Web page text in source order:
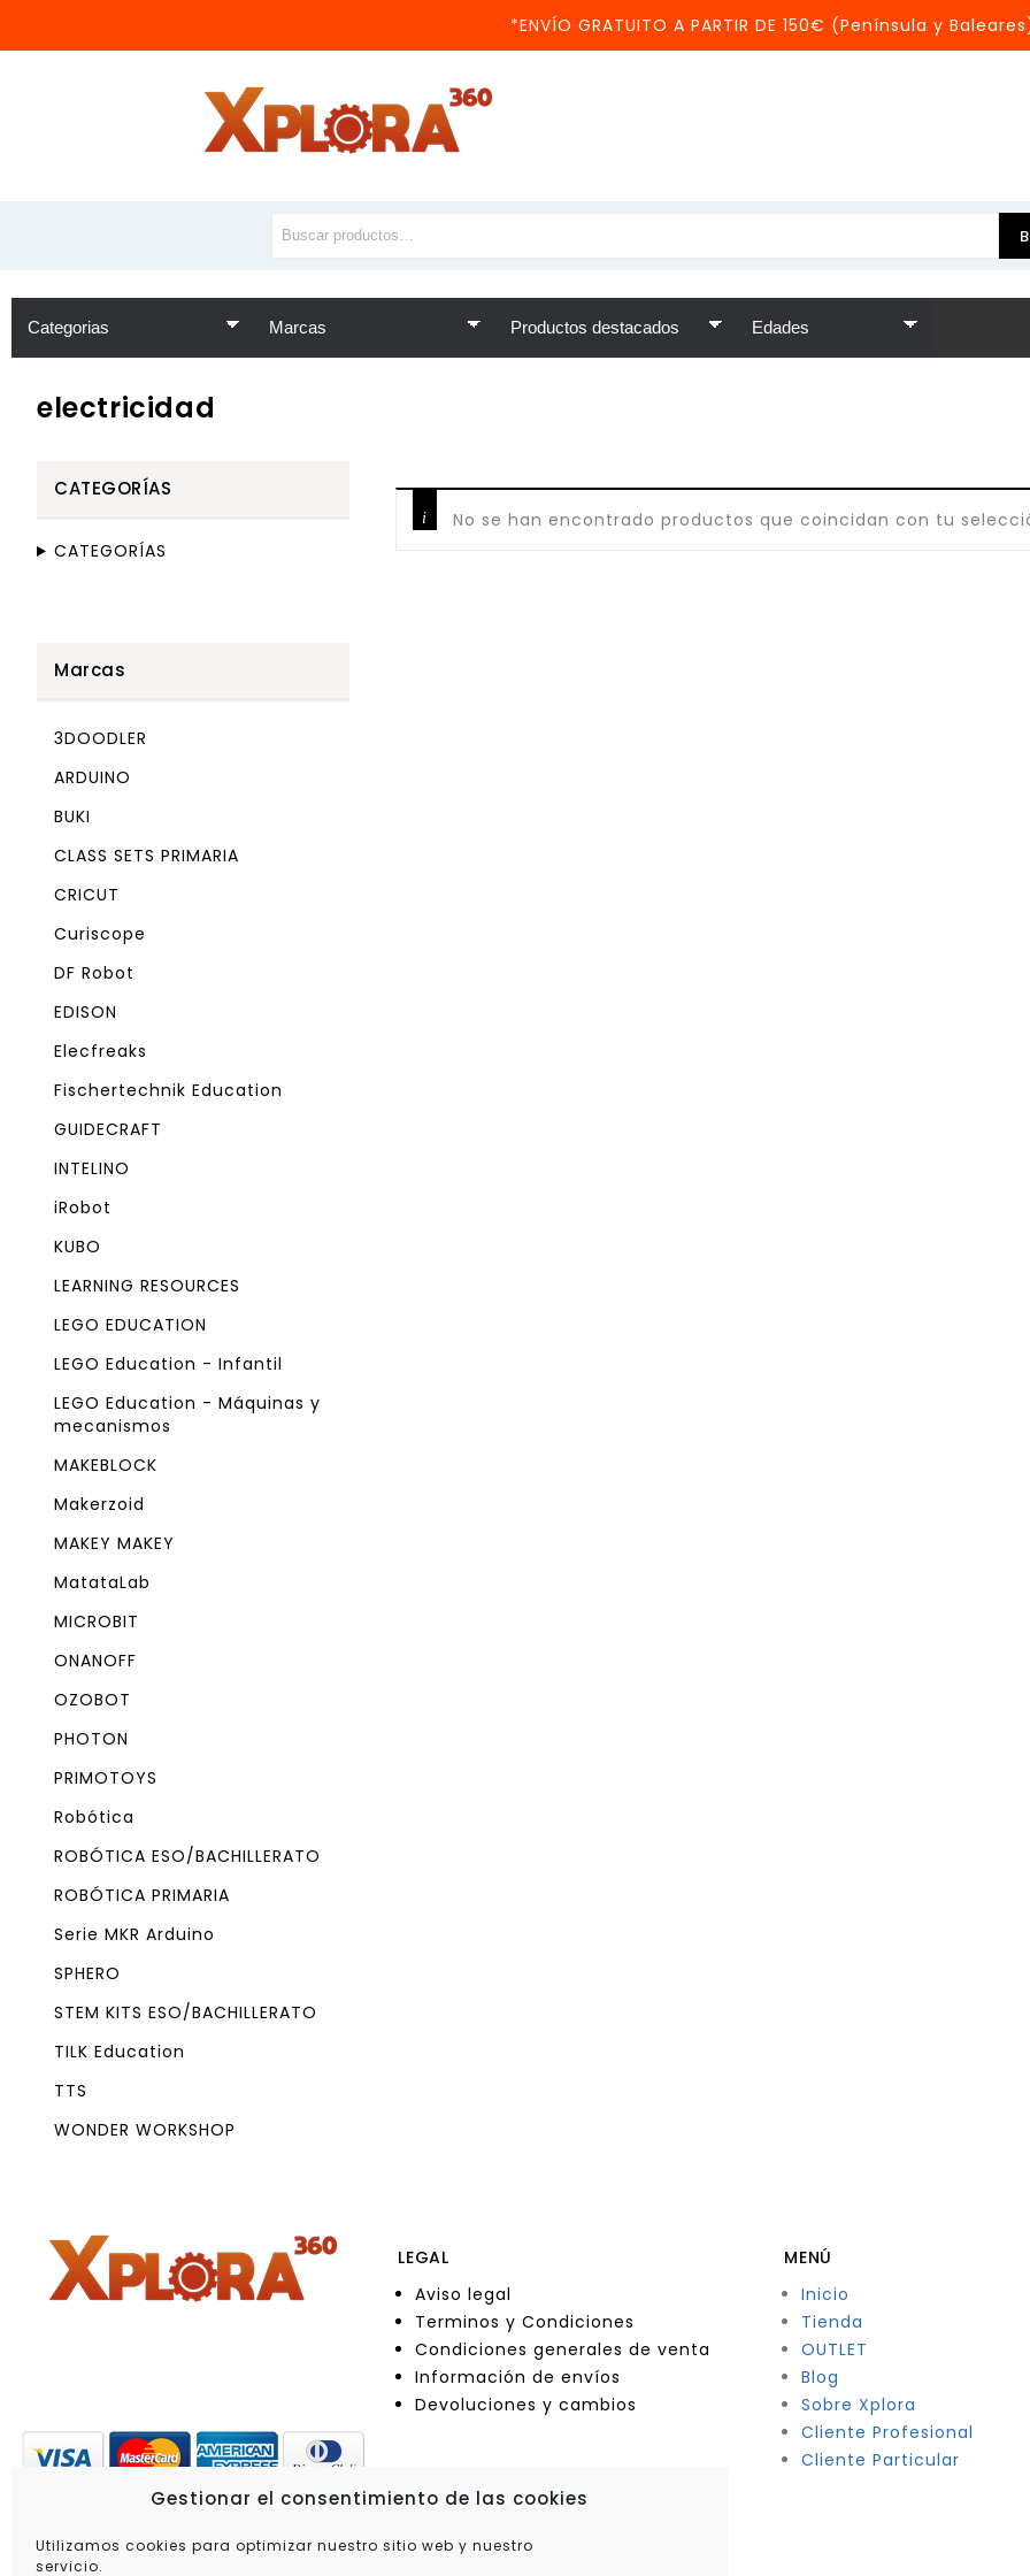
*ENVÍO GRATUITO A PARTIR DE 150€ (Península y
Gestionar el consentimiento de las cookies
Utilizamos cookies para optimizar nuestro sitio web y nuestro
servicio.
electricidad
No se han encontrado productos que coincidan con tu
CATEGORÍAS
CATEGORÍAS
Marcas
3DOODLER
ARDUINO
BUKI
CLASS SETS PRIMARIA
CRICUT
Curiscope
DF Robot
EDISON
Elecfreaks
Fischertechnik Education
GUIDECRAFT
INTELINO
iRobot
KUBO
LEARNING RESOURCES
LEGO EDUCATION
LEGO Education - Infantil
LEGO Education - Máquinas y
mecanismos
MAKEBLOCK
Makerzoid
MAKEY MAKEY
MatataLab
MICROBIT
ONANOFF
OZOBOT
PHOTON
PRIMOTOYS
Robótica
ROBÓTICA ESO/BACHILLERATO
ROBÓTICA PRIMARIA
Serie MKR Arduino
SPHERO
STEM KITS ESO/BACHILLERATO
TILK Education
TTS
WONDER WORKSHOP
LEGAL
Aviso legal
Terminos y Condiciones
Condiciones generales de venta
Información de envíos
Devoluciones y cambios
MENÚ
Inicio
Tienda
OUTLET
Blog
Sobre Xplora
Cliente Profesional
Cliente Particular